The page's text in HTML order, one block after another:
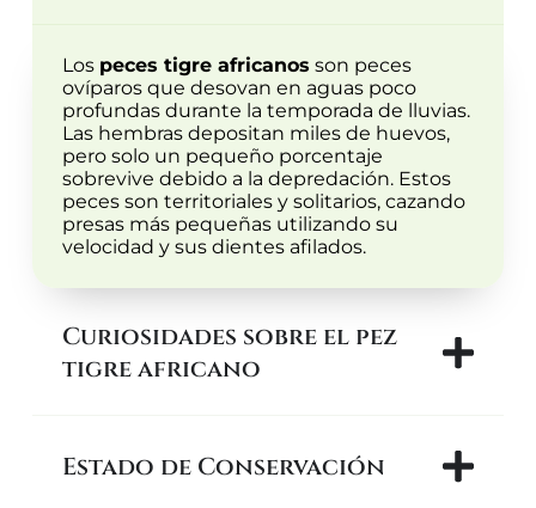
Los peces tigre africanos son peces
ovíparos que desovan en aguas poco
profundas durante la temporada de lluvias.
Las hembras depositan miles de huevos,
pero solo un pequeño porcentaje
sobrevive debido a la depredación. Estos
peces son territoriales y solitarios, cazando
presas más pequeñas utilizando su
velocidad y sus dientes afilados.
Curiosidades sobre el pez
tigre africano
Estado de Conservación